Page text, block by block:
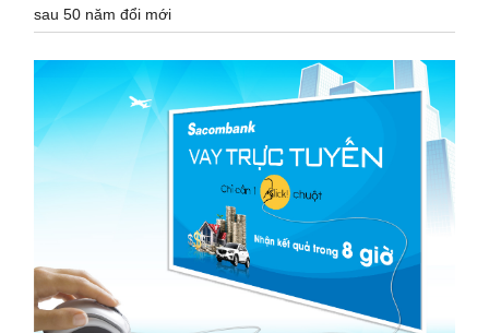
sau 50 năm đổi mới